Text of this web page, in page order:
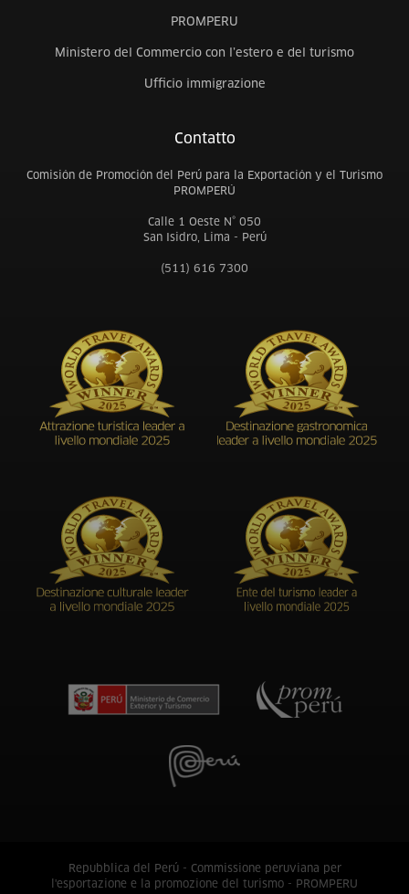
PROMPERU
Ministero del Commercio con l’estero e del turismo
Ufficio immigrazione
Contatto
Comisión de Promoción del Perú para la Exportación y el Turismo
PROMPERÚ
Calle 1 Oeste N° 050
San Isidro, Lima - Perú
(511) 616 7300
Repubblica del Perú - Commissione peruviana per
l'esportazione e la promozione del turismo - PROMPERU